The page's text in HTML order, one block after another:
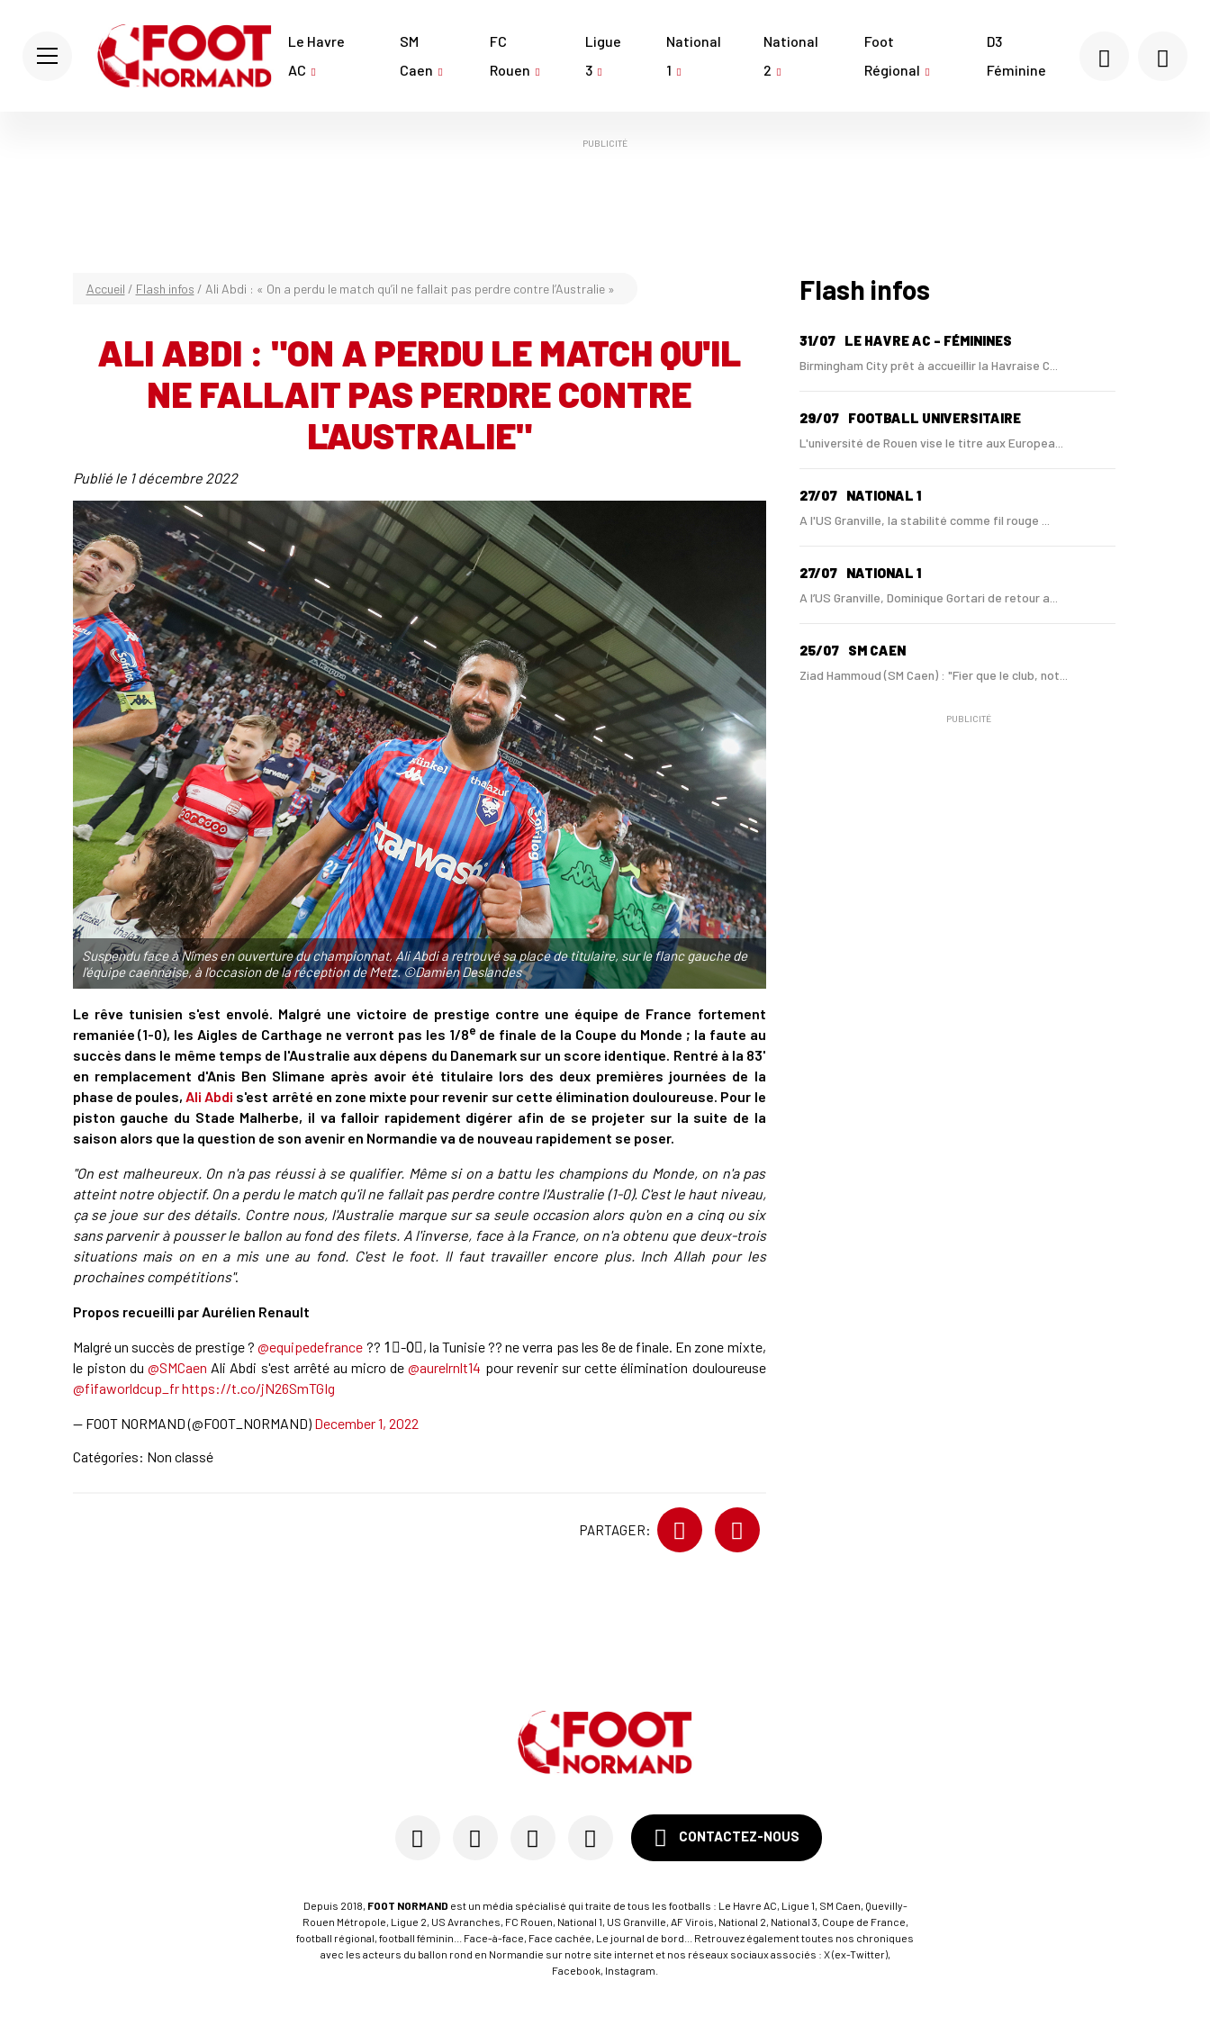
Le Havre
AC
SM
Caen
FC
Rouen
Ligue
3
National
1
National
2
Foot
Régional
D3
Féminine
PUBLICITÉ
Accueil / Flash infos / Ali Abdi : « On a perdu le match qu’il ne fallait pas perdre contre l’Australie »
ALI ABDI : "ON A PERDU LE MATCH QU'IL
NE FALLAIT PAS PERDRE CONTRE
L'AUSTRALIE"
Publié le 1 décembre 2022
Suspendu face à Nîmes en ouverture du championnat, Ali Abdi a retrouvé sa place de titulaire, sur le flanc gauche de
l'équipe caennaise, à l'occasion de la réception de Metz. ©Damien Deslandes
Le rêve tunisien s'est envolé. Malgré une victoire de prestige contre une équipe de France fortement
remaniée (1-0), les Aigles de Carthage ne verront pas les 1/8e de finale de la Coupe du Monde ; la faute au
succès dans le même temps de l'Australie aux dépens du Danemark sur un score identique. Rentré à la 83'
en remplacement d'Anis Ben Slimane après avoir été titulaire lors des deux premières journées de la
phase de poules, Ali Abdi s'est arrêté en zone mixte pour revenir sur cette élimination douloureuse. Pour le
piston gauche du Stade Malherbe, il va falloir rapidement digérer afin de se projeter sur la suite de la
saison alors que la question de son avenir en Normandie va de nouveau rapidement se poser.
"On est malheureux. On n'a pas réussi à se qualifier. Même si on a battu les champions du Monde, on n'a pas
atteint notre objectif. On a perdu le match qu'il ne fallait pas perdre contre l'Australie (1-0). C'est le haut niveau,
ça se joue sur des détails. Contre nous, l'Australie marque sur sa seule occasion alors qu'on en a cinq ou six
sans parvenir à pousser le ballon au fond des filets. A l'inverse, face à la France, on n'a obtenu que deux-trois
situations mais on en a mis une au fond. C'est le foot. Il faut travailler encore plus. Inch Allah pour les
prochaines compétitions".
Propos recueilli par Aurélien Renault
Malgré un succès de prestige ?@equipedefrance ?? 1⃣-0⃣, la Tunisie ?? ne verra pas les 8e de finale. En zone mixte,
le piston du@SMCaen Ali Abdi s'est arrêté au micro de@aurelrnlt14 pour revenir sur cette élimination douloureuse
@fifaworldcup_frhttps://t.co/jN26SmTGIg
— FOOT NORMAND (@FOOT_NORMAND) December 1, 2022
Catégories: Non classé
PARTAGER:
Flash infos
31/07 LE HAVRE AC - FÉMININES
Birmingham City prêt à accueillir la Havraise C...
29/07 FOOTBALL UNIVERSITAIRE
L'université de Rouen vise le titre aux Europea...
27/07 NATIONAL 1
A l'US Granville, la stabilité comme fil rouge ...
27/07 NATIONAL 1
A l’US Granville, Dominique Gortari de retour a...
25/07 SM CAEN
Ziad Hammoud (SM Caen) : "Fier que le club, not...
SM CAEN - MERCATO
PUBLICITÉ
CONTACTEZ-NOUS
Depuis 2018, FOOT NORMAND est un média spécialisé qui traite de tous les footballs : Le Havre AC, Ligue 1, SM Caen, Quevilly-
Rouen Métropole, Ligue 2, US Avranches, FC Rouen, National 1, US Granville, AF Virois, National 2, National 3, Coupe de France,
football régional, football féminin... Face-à-face, Face cachée, Le journal de bord... Retrouvez également toutes nos chroniques
avec les acteurs du ballon rond en Normandie sur notre site internet et nos réseaux sociaux associés : X (ex-Twitter),
Facebook, Instagram.